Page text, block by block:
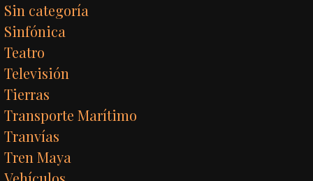
Sin categoría
Sinfónica
Teatro
Televisión
Tierras
Transporte Marítimo
Tranvías
Tren Maya